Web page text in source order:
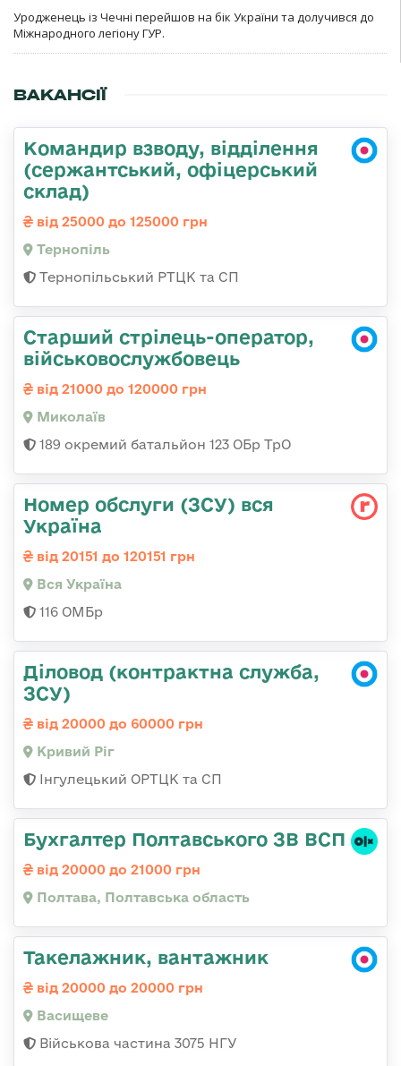
Уродженець із Чечні перейшов на бік України та долучився до
Міжнародного легіону ГУР.
ВАКАНСІЇ
Командир взводу, відділення
(сержантський, офіцерський
склад)
від 25000 до 125000 грн
Тернопіль
Тернопільський РТЦК та СП
Старший стрілець-оператор,
військовослужбовець
від 21000 до 120000 грн
Миколаїв
189 окремий батальйон 123 ОБр ТрО
Номер обслуги (ЗСУ) вся
Україна
від 20151 до 120151 грн
Вся Україна
116 ОМБр
Діловод (контрактна служба,
ЗСУ)
від 20000 до 60000 грн
Кривий Ріг
Інгулецький ОРТЦК та СП
Бухгалтер Полтавського ЗВ ВСП
від 20000 до 21000 грн
Полтава, Полтавська область
Такелажник, вантажник
від 20000 до 20000 грн
Васищеве
Військова частина 3075 НГУ